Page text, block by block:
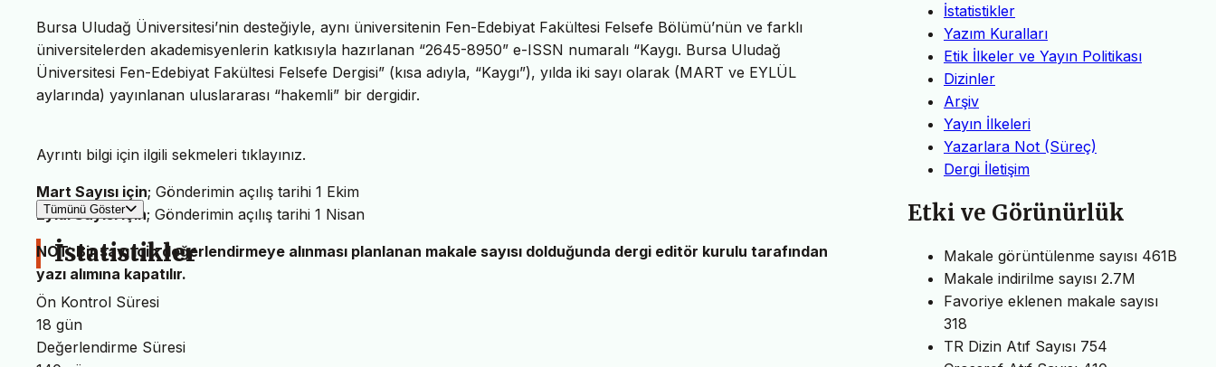
Bursa Uludağ Üniversitesi’nin desteğiyle, aynı üniversitenin Fen-Edebiyat Fakültesi Felsefe Bölümü’nün ve farklı
üniversitelerden akademisyenlerin katkısıyla hazırlanan “2645-8950” e-ISSN numaralı “Kaygı. Bursa Uludağ
Üniversitesi Fen-Edebiyat Fakültesi Felsefe Dergisi” (kısa adıyla, “Kaygı”), yılda iki sayı olarak (MART ve EYLÜL
aylarında) yayınlanan uluslararası “hakemli” bir dergidir.
Ayrıntı bilgi için ilgili sekmeleri tıklayınız.
Mart Sayısı için; Gönderimin açılış tarihi 1 Ekim
Eylül Sayısı için; Gönderimin açılış tarihi 1 Nisan
NOT: Bir sayı için değerlendirmeye alınması planlanan makale sayısı dolduğunda dergi editör kurulu tarafından
yazı alımına kapatılır.
Tümünü Göster
İstatistikler
Ön Kontrol Süresi
18 gün
Değerlendirme Süresi
İstatistikler
Yazım Kuralları
Etik İlkeler ve Yayın Politikası
Dizinler
Arşiv
Yayın İlkeleri
Yazarlara Not (Süreç)
Dergi İletişim
Etki ve Görünürlük
Makale görüntülenme sayısı 461B
Makale indirilme sayısı 2.7M
Favoriye eklenen makale sayısı
318
TR Dizin Atıf Sayısı 754